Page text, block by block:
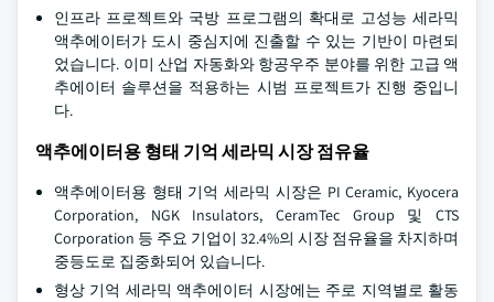
인프라 프로젝트와 국방 프로그램의 확대로 고성능 세라믹
액추에이터가 도시 중심지에 진출할 수 있는 기반이 마련되
었습니다. 이미 산업 자동화와 항공우주 분야를 위한 고급 액
추에이터 솔루션을 적용하는 시범 프로젝트가 진행 중입니
다.
액추에이터용 형태 기억 세라믹 시장 점유율
액추에이터용 형태 기억 세라믹 시장은 PI Ceramic, Kyocera
Corporation, NGK Insulators, CeramTec Group 및 CTS
Corporation 등 주요 기업이 32.4%의 시장 점유율을 차지하며
중등도로 집중화되어 있습니다.
형상 기억 세라믹 액추에이터 시장에는 주로 지역별로 활동